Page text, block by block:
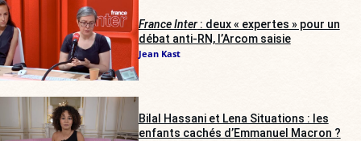
France Inter: deux « expertes » pour un
débat anti-RN, l’Arcom saisie
Jean Kast
Bilal Hassani et Lena Situations : les
enfants cachés d’Emmanuel Macron ?